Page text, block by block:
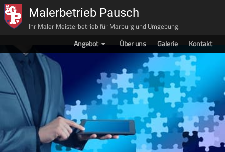
Malerbetrieb Pausch
Ihr Maler Meisterbetrieb für Marburg und Umgebung.
Angebot Über uns Galerie Kontakt